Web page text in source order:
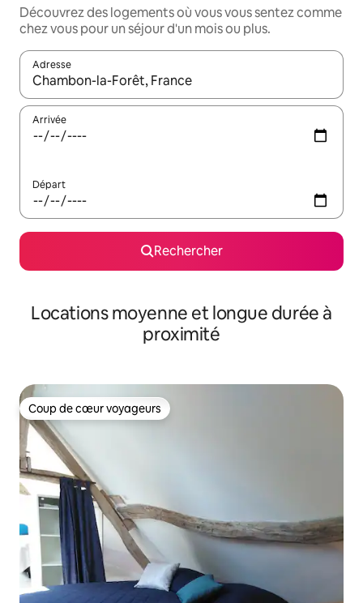
Découvrez des logements où vous vous sentez comme
chez vous pour un séjour d'un mois ou plus.
Adresse
Lorsque les résultats s'affichent, utilisez les flèches vers le
Arrivée
Départ
Rechercher
Locations moyenne et longue durée à
proximité
Coup de cœur voyageurs
Coup de cœur voyageurs